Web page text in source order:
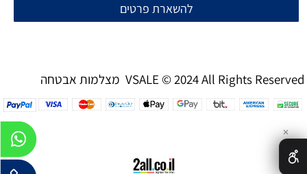
להשארת פרטים
מצלמות אבטחה VSALE © 2024 All Rights Reserved
✕